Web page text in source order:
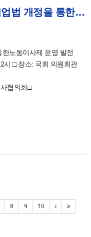
[공동기획 노동포럼] 지방공기업법 개정을 통한 노동이사제 운영 발전 방안 & 자료집
노동이사제 운영 발전
시 □ 장소: 국회 의원회관
협의회□
8 9 10